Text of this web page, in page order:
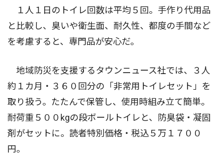
１人１日のトイレ回数は平均５回。手作り代用品
と比較し、臭いや衛生面、耐久性、都度の手間など
を考慮すると、専門品が安心だ。
地域防災を支援するタウンニュース社では、３人
約１カ月・３６０回分の「非常用トイレセット」を
取り扱う。たたんで保管し、使用時組み立て簡単。
耐荷重５００kgの段ボールトイレと、防臭袋・凝固
剤がセットに。読者特別価格・税込５万１７００
円。